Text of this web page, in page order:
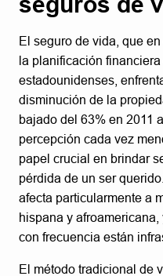
El seguro de vida, que
la planificación
estadounidenses,
disminución de la
bajado del 63% en 2011
percepción cada vez
papel crucial en brindar
pérdida de un ser
afecta particularmente a
hispana y
con frecuencia están
El método tradicional de